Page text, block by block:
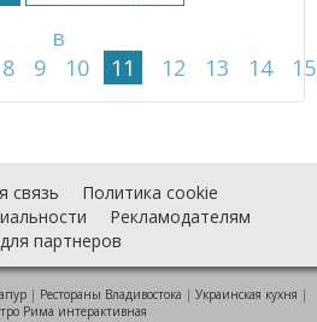
в
8 9 10 11 12 13 14 15
связь
Политика cookie
Рекламодателям
партнеров
| Рестораны Владивостока | Украинская кухня |
Рима интерактивная